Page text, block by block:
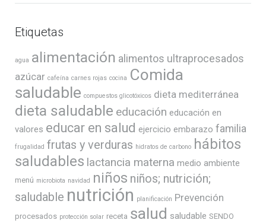
Etiquetas
agua alimentación alimentos ultraprocesados
azúcar cafeína carnes rojas cocina Comida
saludable compuestos glicotóxicos dieta mediterránea
dieta saludable educación educación en
valores educar en salud ejercicio embarazo familia
frugalidad frutas y verduras hidratos de carbono hábitos
saludables lactancia materna medio ambiente
menú microbiota navidad niños niños; nutrición;
saludable nutrición planificación Prevención
procesados protección solar receta salud saludable SENDO